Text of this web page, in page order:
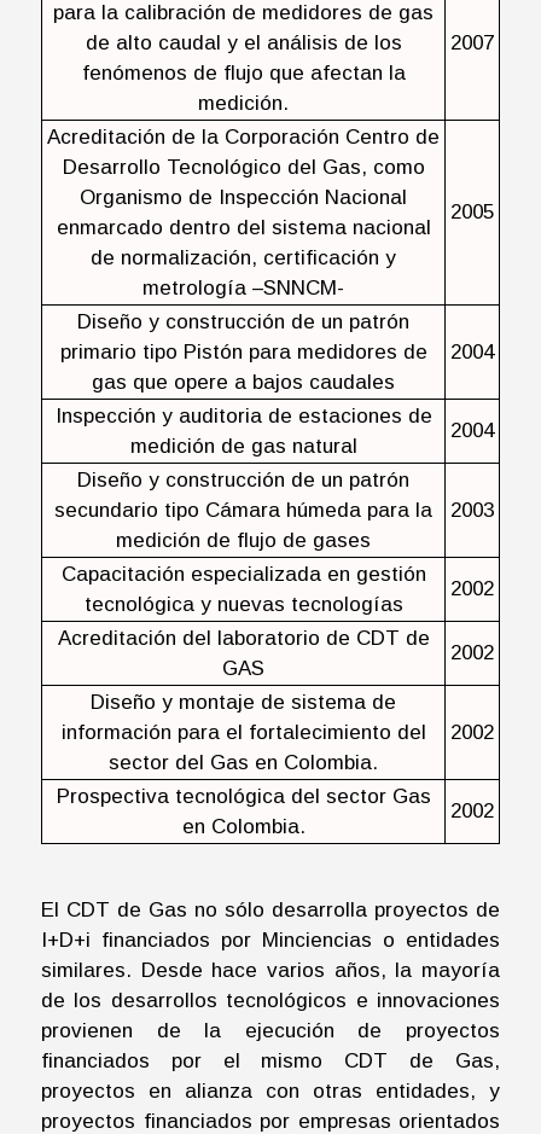
para la calibración de medidores de gas
de alto caudal y el análisis de los
fenómenos de flujo que afectan la
medición.
2007
Acreditación de la Corporación Centro de
Desarrollo Tecnológico del Gas, como
Organismo de Inspección Nacional
enmarcado dentro del sistema nacional
de normalización, certificación y
metrología –SNNCM-
2005
Diseño y construcción de un patrón
primario tipo Pistón para medidores de
gas que opere a bajos caudales
2004
Inspección y auditoria de estaciones de
medición de gas natural
2004
Diseño y construcción de un patrón
secundario tipo Cámara húmeda para la
medición de flujo de gases
2003
Capacitación especializada en gestión
tecnológica y nuevas tecnologías
2002
Acreditación del laboratorio de CDT de
GAS
2002
Diseño y montaje de sistema de
información para el fortalecimiento del
sector del Gas en Colombia.
2002
Prospectiva tecnológica del sector Gas
en Colombia.
2002
El CDT de Gas no sólo desarrolla proyectos de
I+D+i financiados por Minciencias o entidades
similares. Desde hace varios años, la mayoría
de los desarrollos tecnológicos e innovaciones
provienen de la ejecución de proyectos
financiados por el mismo CDT de Gas,
proyectos en alianza con otras entidades, y
proyectos financiados por empresas orientados